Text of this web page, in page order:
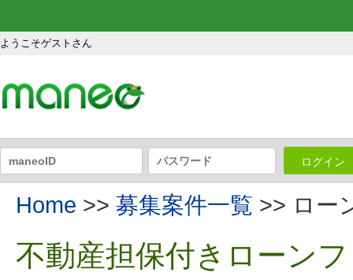
ようこそゲストさん
ログイン
Home >> 募集案件一覧 >> ロー
不動産担保付きローン